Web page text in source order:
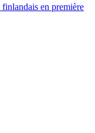
en première